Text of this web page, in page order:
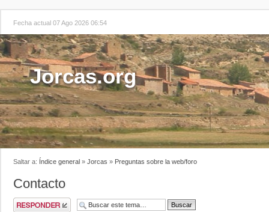
Fecha actual 07 Ago 2026 06:54
Jorcas.org
Saltar a: Índice general » Jorcas » Preguntas sobre la web/foro
Contacto